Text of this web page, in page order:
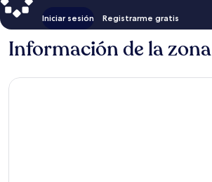
Iniciar sesión Registrarme gratis
Información de la zona